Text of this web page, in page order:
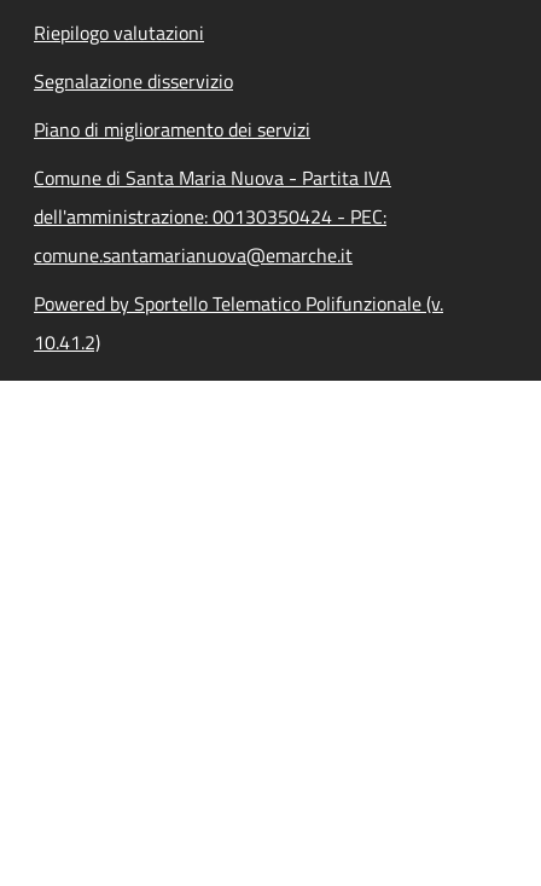
Riepilogo valutazioni
Segnalazione disservizio
Piano di miglioramento dei servizi
Comune di Santa Maria Nuova - Partita IVA
dell'amministrazione: 00130350424 - PEC:
comune.santamarianuova@emarche.it
Powered by Sportello Telematico Polifunzionale (v.
10.41.2)